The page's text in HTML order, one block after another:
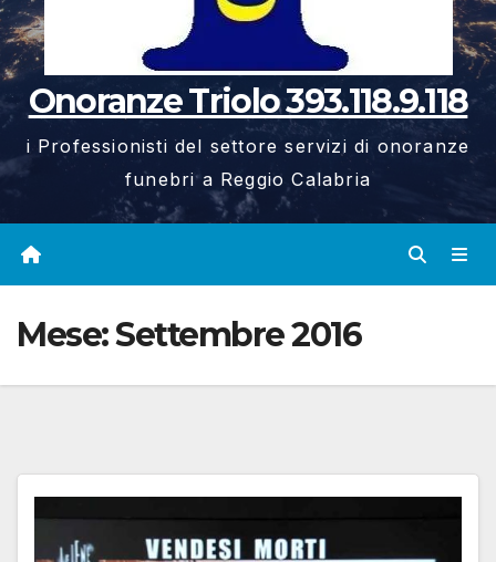
Onoranze Triolo 393.118.9.118
i Professionisti del settore servizi di onoranze
funebri a Reggio Calabria
Mese:Settembre 2016